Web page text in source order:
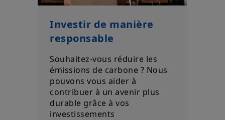
Investir de manière
responsable
Souhaitez-vous réduire les
émissions de carbone ? Nous
pouvons vous aider à
contribuer à un avenir plus
durable grâce à vos
investissements